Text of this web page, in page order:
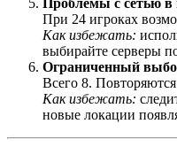
Проблемы с сетью в
При 24 игроках
Как избежать:
выбирайте серверы
Ограниченный
Всего 8.
Как избежать:
новые локации